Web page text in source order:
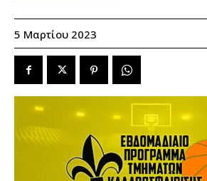
5 Μαρτίου 2023